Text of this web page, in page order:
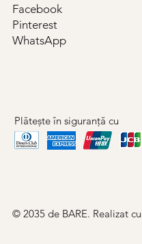
Facebook
Pinterest
WhatsApp
Plătește în siguranță cu
© 2035 de BARE. Realizat cu